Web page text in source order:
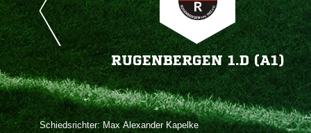
RUGENBERGEN 1.D (A1)
Schiedsrichter:  